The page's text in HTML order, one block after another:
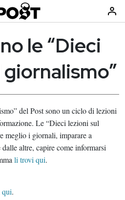
Europa
Media
Moda
Libri
le “Dieci
del Post sono un ciclo di lezioni
Le “Dieci lezioni sul
meglio i giornali, imparare a
altre, capire come informarsi
li trovi qui.
.